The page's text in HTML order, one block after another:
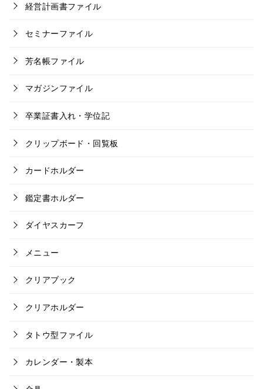
経営計画書ファイル
セミナーファイル
芳名帳ファイル
マガジンファイル
卒業証書入れ・学位記
クリップボード・回覧板
カードホルダー
鑑定書ホルダー
ダイヤスカーフ
メニュー
クリアブック
クリアホルダー
タトウ型ファイル
カレンダー・製本